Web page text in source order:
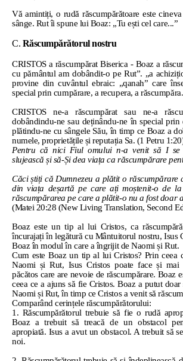
Vă amintiți, o rudă răscumpărătoare este
sânge. Rut îi spune lui Boaz: „Tu ești cel care...”
C. Răscumpărătorul nostru
CRISTOS a răscumpărat Biserica - Boaz a
cu pământul am dobândit-o pe Rut”. „a
provine din cuvântul ebraic: „qanah” care
special prin cumpărare, a recupera, a răscumpăra.
CRISTOS ne-a răscumpărat sau ne-a
dobândindu-ne sau deținându-ne în special prin
plătindu-ne cu sângele Său, în timp ce Boaz a
numele, proprietățile și reputația Sa. (1 Petru
Pentru că nici Fiul omului n-a venit să I se
slujească și să-Și dea viața ca răscumpărare
Căci știți că Dumnezeu a plătit o răscumpărare
din viața deșartă pe care ați moștenit-o de
răscumpărarea pe care a plătit-o nu a fost doar
(Matei 20:28 (New Living Translation, Second
Boaz este un tip al lui Cristos, ca
încurajați în legătură cu Mântuitorul nostru, Isus
Boaz în modul în care a îngrijit de Naomi și Rut.
Cum este Boaz un tip al lui Cristos? Prin ceea
Naomi și Rut, Isus Cristos poate face și mai
păcătos care are nevoie de răscumpărare. Boaz
ceea ce a ajuns să fie Cristos. Boaz a putut doar
Naomi și Rut, în timp ce Cristos a venit să
Comparând cerințele răscumpărătorului:
1. Răscumpărătorul trebuie să fie o rudă
Boaz a trebuit să treacă de un obstacol
apropiată. Isus a avut un obstacol. A trebuit să
noi.